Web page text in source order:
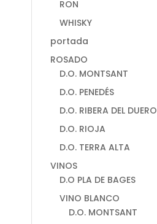
RON
WHISKY
portada
ROSADO
D.O. MONTSANT
D.O. PENEDÉS
D.O. RIBERA DEL DUERO
D.O. RIOJA
D.O. TERRA ALTA
VINOS
D.O PLA DE BAGES
VINO BLANCO
D.O. MONTSANT